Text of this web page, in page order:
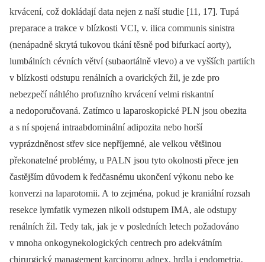
krvácení, což dokládají data nejen z naší studie [11, 17]. Tupá
preparace a trakce v blízkosti VCI, v. ilica communis sinistra
(nenápadně skrytá tukovou tkání těsně pod bifurkací aorty),
lumbálních cévních větví (subaortálně vlevo) a ve vyšších partiích
v blízkosti odstupu renálních a ovarických žil, je zde pro
nebezpečí náhlého profuzního krvácení velmi riskantní
a nedoporučovaná. Zatímco u laparoskopické PLN jsou obezita
a s ní spojená intraabdominální adipozita nebo horší
vyprázdněnost střev sice nepříjemné, ale velkou většinou
překonatelné problémy, u PALN jsou tyto okolnosti přece jen
častějším důvodem k ředčasnému ukončení výkonu nebo ke
konverzi na laparotomii. A to zejména, pokud je kraniální rozsah
resekce lymfatik vymezen nikoli odstupem IMA, ale odstupy
renálních žil. Tedy tak, jak je v posledních letech požadováno
v mnoha onkogynekologických centrech pro adekvátním
chirurgický management karcinomu adnex, hrdla i endometria,